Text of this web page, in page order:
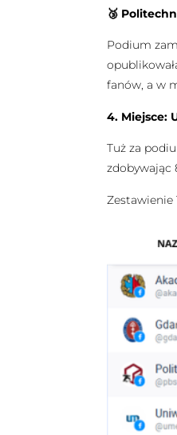
🥉
Podium
fanów, a w
4. Miejsce:
Tuż za
zdobywając